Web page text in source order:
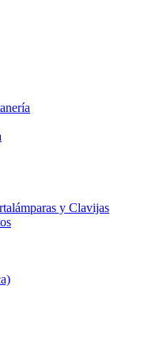
y Clavijas